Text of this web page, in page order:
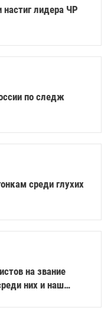
лидера ЧР
по следж
среди глухих
них и наш